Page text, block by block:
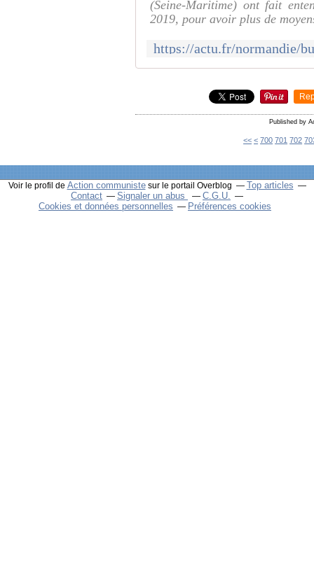
(Seine-Maritime) ont fait
2019, pour avoir plus de
Published by
<< < 700 701 702
Voir le profil de Action communistesur le portail Overblog
Top articles
Contact
Signaler un abus
C.G.U.
Cookies et données personnelles
Préférences cookies